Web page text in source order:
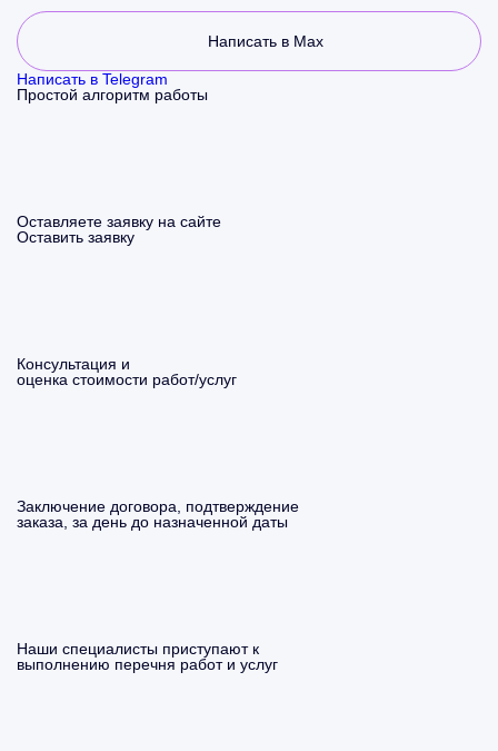
Написать в Max
Написать в Telegram
Простой алгоритм работы
Оставляете заявку на сайте
Оставить заявку
Консультация и
оценка стоимости работ/услуг
Заключение договора, подтверждение
заказа, за день до назначенной даты
Наши специалисты приступают к
выполнению перечня работ и услуг